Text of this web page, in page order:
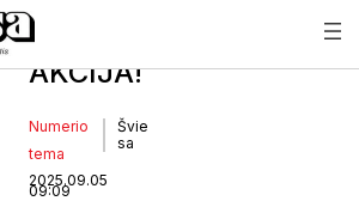
ERATOS
AKCIJA!
Numerio
tema
Švie
sa
2025.09.05
09:09